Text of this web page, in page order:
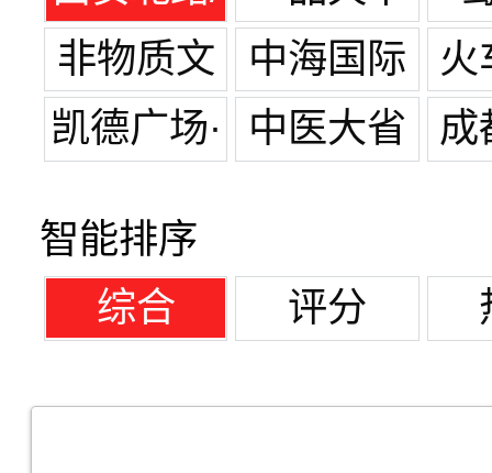
宽窄巷子
非物质文
化遗产
中海国际
火
凯德广场·
中医大省
成
智能排序
综合
评分